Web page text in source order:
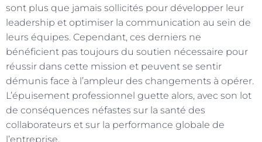
sont plus que jamais sollicités pour développer leur
leadership et optimiser la communication au sein de
leurs équipes. Cependant, ces derniers ne
bénéficient pas toujours du soutien nécessaire pour
réussir dans cette mission et peuvent se sentir
démunis face à l’ampleur des changements à opérer.
L’épuisement professionnel guette alors, avec son lot
de conséquences néfastes sur la santé des
collaborateurs et sur la performance globale de
l’entreprise.